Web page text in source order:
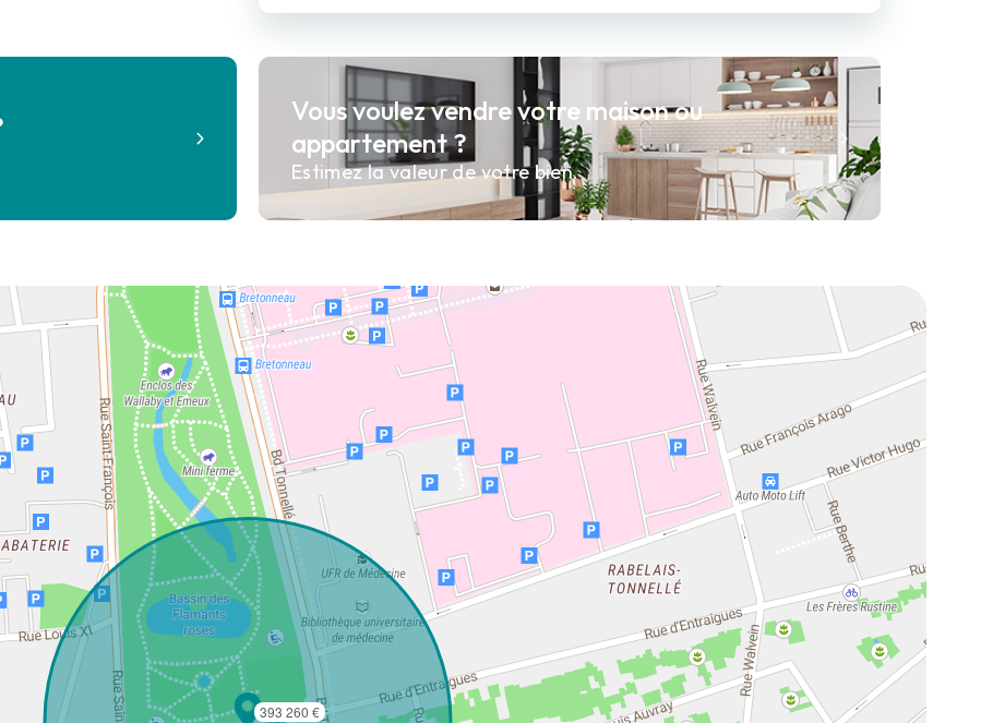
Vous voulez vendre votre maison ou
appartement ?
Estimez la valeur de votre bien.
393 260 €